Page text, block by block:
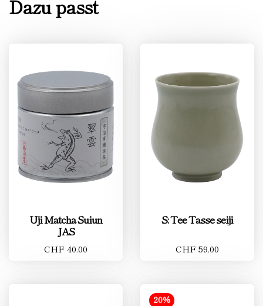
Dazu passt
Uji Matcha Suiun
JAS
CHF 40.00
S: Tee Tasse seiji
CHF 59.00
20%